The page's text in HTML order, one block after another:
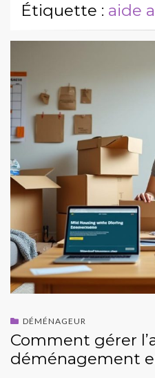
Étiquette : aide
DÉMÉNAGEUR
Comment gérer
déménagement